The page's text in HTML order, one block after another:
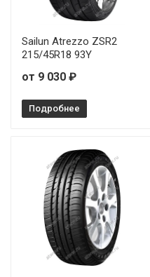
Sailun Atrezzo ZSR2
215/45R18 93Y
от 9 030 ₽
Подробнее